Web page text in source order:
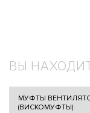
ВЫ
МУФТЫ
(ВИСКОМУФТЫ)